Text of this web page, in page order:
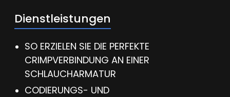
Dienstleistungen
SO ERZIELEN SIE DIE PERFEKTE
CRIMPVERBINDUNG AN EINER
SCHLAUCHARMATUR
CODIERUNGS- UND